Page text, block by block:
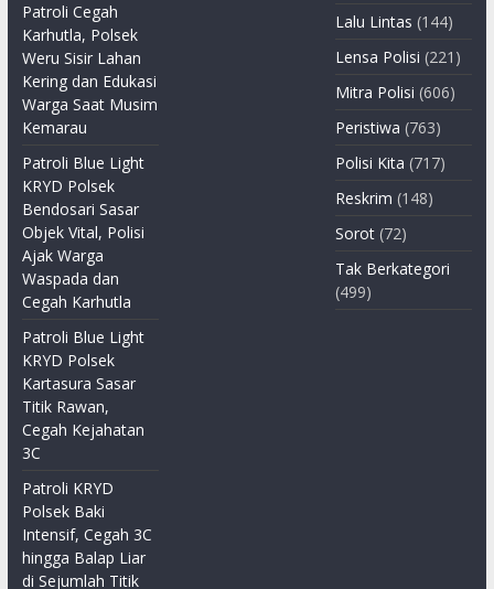
Patroli Cegah
Karhutla, Polsek
Weru Sisir Lahan
Kering dan Edukasi
Warga Saat Musim
Kemarau
Patroli Blue Light
KRYD Polsek
Bendosari Sasar
Objek Vital, Polisi
Ajak Warga
Waspada dan
Cegah Karhutla
Patroli Blue Light
KRYD Polsek
Kartasura Sasar
Titik Rawan,
Cegah Kejahatan
3C
Patroli KRYD
Polsek Baki
Intensif, Cegah 3C
hingga Balap Liar
di Sejumlah Titik
Lalu Lintas (144)
Lensa Polisi (221)
Mitra Polisi (606)
Peristiwa (763)
Polisi Kita (717)
Reskrim (148)
Sorot (72)
Tak Berkategori
(499)